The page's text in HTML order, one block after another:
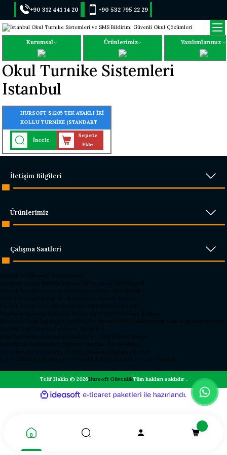
+90 312 441 14 20 +90 532 795 22 29
Kurumsal Ürünlerimiz Yazılımlarımız
Okul Turnike Sistemleri
Istanbul
HURSOFT S1205 TEK AYAKLI İKİ
KOLLU TURNİKE (STANDART
TURNİKE) (304 KALİTE
PASLANMAZ ÇELİK)
İncele
Sepete
Ekle
İletişim Bilgileri
Ürünlerimiz
Çalışma Saatleri
Parmak İzi Okuyucu 2026 Hursoft
Rakipleri Geride Bırakan Parmak İzi Okuyucu 2026 Hursoft
Parmak İzi Okuyucu Fiyat Performans Lideri 2026 Hursoft
2026’nın En İyi Parmak İzi Okuyucusu – Hursoft Zirvede
Parmak İzi Okuyucu Alacaklar İçin 2026 Rehberi Hursoft
Okullarda Kapı Dedektörleri Neden Şart? 2026 Güvenlik Rehberi
Okullarda Kapı Tipi Metal Dedektörler Neden Kullanılmalı?Hursoft Okul Kapı Dedektörleri
Hursoft Okul Turnike Sundurma Modelleri
Kapı Dedektörü Fiyatları ve Modelleri - 2026 Güncel Listesi
Kapı Metal Dedektörleri | Hursoft Güvenlik Teknolojileri
Üst Arama El Dedektörleri Kaliteli Dayanıklı Sağlam | Hursoft
X Ray Cihazları | Profesyonel Güvenlik X Ray Cihazı Sistemleri | Hursoft
Telif Hakkı © 2026Hursoft GüvenlikTüm hakları saklıdır .
ideasoft
e-
ile
hazırlandı.